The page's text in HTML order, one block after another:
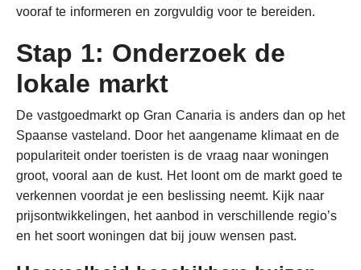
vooraf te informeren en zorgvuldig voor te bereiden.
Stap 1: Onderzoek de
lokale markt
De vastgoedmarkt op Gran Canaria is anders dan op het
Spaanse vasteland. Door het aangename klimaat en de
populariteit onder toeristen is de vraag naar woningen
groot, vooral aan de kust. Het loont om de markt goed te
verkennen voordat je een beslissing neemt. Kijk naar
prijsontwikkelingen, het aanbod in verschillende regio’s
en het soort woningen dat bij jouw wensen past.